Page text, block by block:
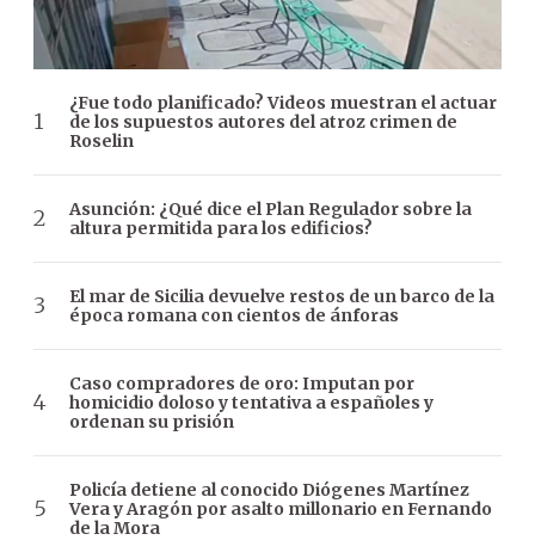
¿Fue todo planificado? Videos muestran el actuar
de los supuestos autores del atroz crimen de
Roselin
Asunción: ¿Qué dice el Plan Regulador sobre la
altura permitida para los edificios?
El mar de Sicilia devuelve restos de un barco de la
época romana con cientos de ánforas
Caso compradores de oro: Imputan por
homicidio doloso y tentativa a españoles y
ordenan su prisión
Policía detiene al conocido Diógenes Martínez
Vera y Aragón por asalto millonario en Fernando
de la Mora